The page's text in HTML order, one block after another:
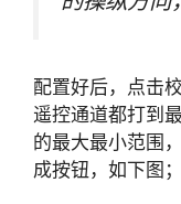
配置好后，点击
遥控通道都打到
的最大最小范围
成按钮，如下图；